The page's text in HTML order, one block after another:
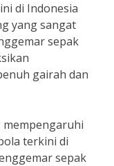
di Indonesia
yang sangat
sepak
gairah dan
terkini di
sepak